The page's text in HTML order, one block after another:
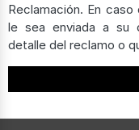
Reclamación. En
le sea enviada a su
detalle del reclamo o